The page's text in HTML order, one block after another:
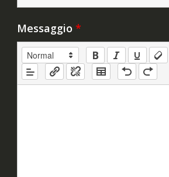
Messaggio *